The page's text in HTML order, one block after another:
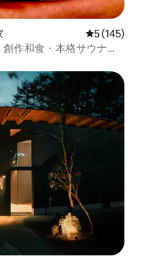
レビュー
5 (145)
作和食・本格サウナを